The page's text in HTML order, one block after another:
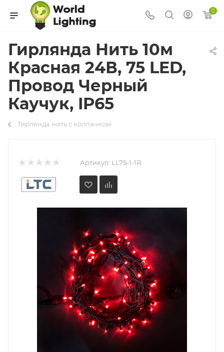
0
Гирлянда Нить 10м
Красная 24В, 75 LED,
Провод Черный
Каучук, IP65
Гирлянда нить с колпачком
Артикул: LL75-1-1R